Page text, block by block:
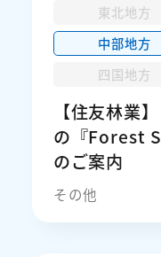
東北地方
中部地方
四国地方
【住友林業
の『Forest
のご案内
その他